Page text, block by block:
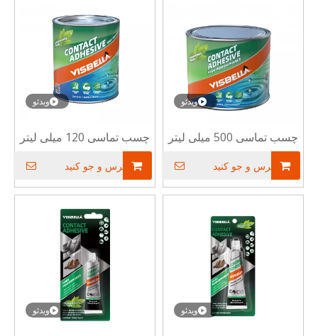
ویدئو
چسب تماسی 500 میلی لیتر
پرس و جو کنید
ویدئو
چسب تماسی 120 میلی لیتر
پرس و جو کنید
ویدئو ویدئو